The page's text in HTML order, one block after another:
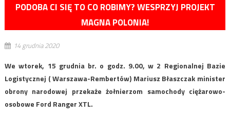
PODOBA CI SIĘ TO CO ROBIMY? WESPRZYJ PROJEKT
MAGNA POLONIA!
14 grudnia 2020
We wtorek, 15 grudnia br. o godz. 9.00, w 2 Regionalnej Bazie
Logistycznej ( Warszawa-Rembertów) Mariusz Błaszczak minister
obrony narodowej przekaże żołnierzom samochody ciężarowo-
osobowe Ford Ranger XTL.